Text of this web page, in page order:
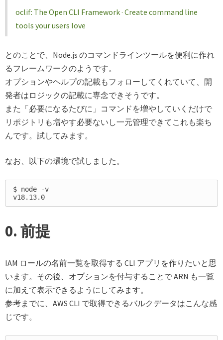
oclif: The Open CLI Framework · Create command line
tools your users love
とのことで、Node.js のコマンドラインツールを便利に作れ
るフレームワークのようです。
オプションやヘルプの記載もフォローしてくれていて、開
発者はロジックの記載に専念できそうです。
また「必要になるたびに」コマンドを増やしていくだけで
リポジトリも増やす必要ないし一元管理できてこれも楽ち
んです。試してみます。
なお、以下の環境で試しました。
$ node -v
0. 前提
IAM ロールの名前一覧を取得する CLI アプリを作りたいと思
います。その後、オプションを付与することで ARN も一覧
に加えて表示できるようにしてみます。
参考までに、AWS CLI で取得できるバルクデータはこんな感
じです。